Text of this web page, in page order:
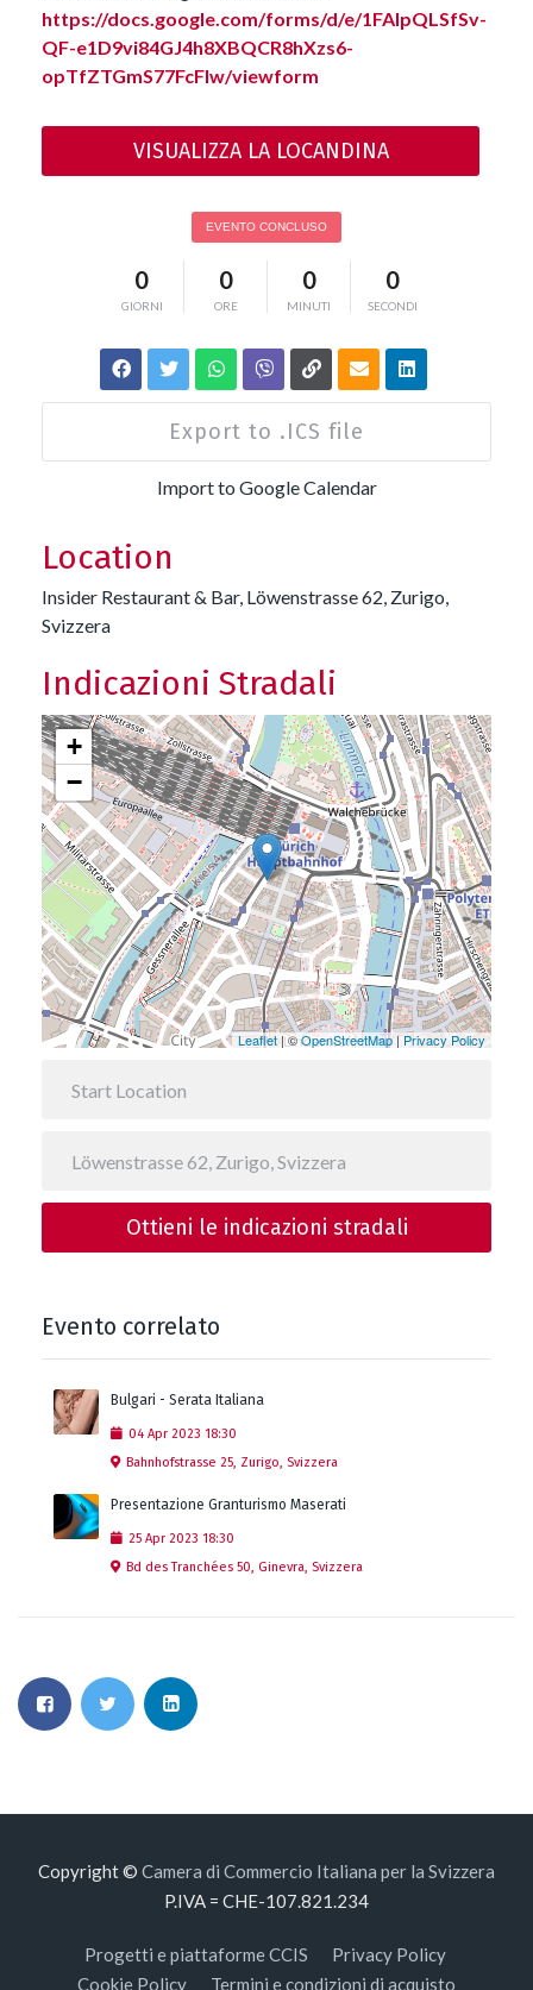
https://docs.google.com/forms/d/e/1FAIpQLSfSv-
QF-e1D9vi84GJ4h8XBQCR8hXzs6-
opTfZTGmS77FcFlw/viewform
VISUALIZZA LA LOCANDINA
EVENTO CONCLUSO
0
GIORNI
0
ORE
0
MINUTI
0
SECONDI
Export to .ICS file
Import to Google Calendar
Location
Insider Restaurant & Bar, Löwenstrasse 62, Zurigo,
Svizzera
Indicazioni Stradali
+
−
Leaflet | ©OpenStreetMap | Privacy Policy
Ottieni le indicazioni stradali
Evento correlato
Bulgari - Serata Italiana
04 Apr 2023 18:30
Bahnhofstrasse 25, Zurigo, Svizzera
Presentazione Granturismo Maserati
25 Apr 2023 18:30
Bd des Tranchées 50, Ginevra, Svizzera
Copyright © Camera di Commercio Italiana per la Svizzera
P.IVA = CHE-107.821.234
Progetti e piattaforme CCIS
Privacy Policy
Cookie Policy
Termini e condizioni di acquisto